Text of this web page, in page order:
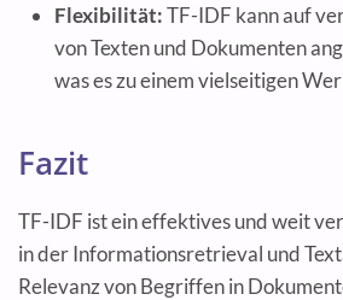
Flexibilität:TF-IDF kann auf
von Texten und Dokumenten
was es zu einem vielseitigen
Fazit
TF-IDF ist ein effektives und weit
in der Informationsretrieval und
Relevanz von Begriffen in